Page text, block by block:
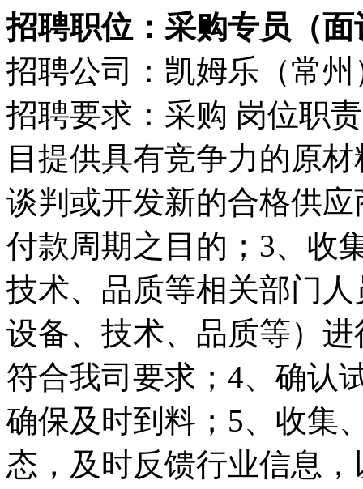
招聘职位：采购专员（面
招聘公司：凯姆乐（常
招聘要求：采购 岗位职
目提供具有竞争力的原
谈判或开发新的合格供
付款周期之目的；3、收
技术、品质等相关部门
设备、技术、品质等）
符合我司要求；4、确认
确保及时到料；5、收集
态，及时反馈行业信息